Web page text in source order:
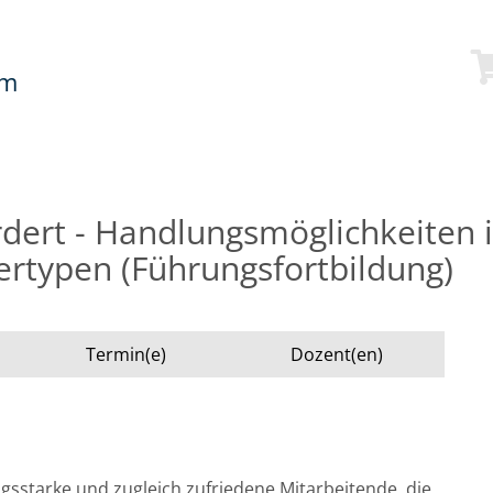
- Handlungsmöglichkeiten
(Führungsfortbildung)
Termin(e) Dozent(en)